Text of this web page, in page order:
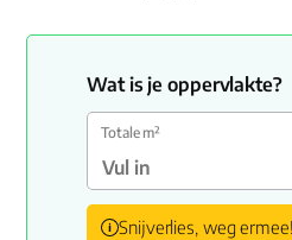
Wat is je oppervlakte?
Totale m²
Snijverlies, weg